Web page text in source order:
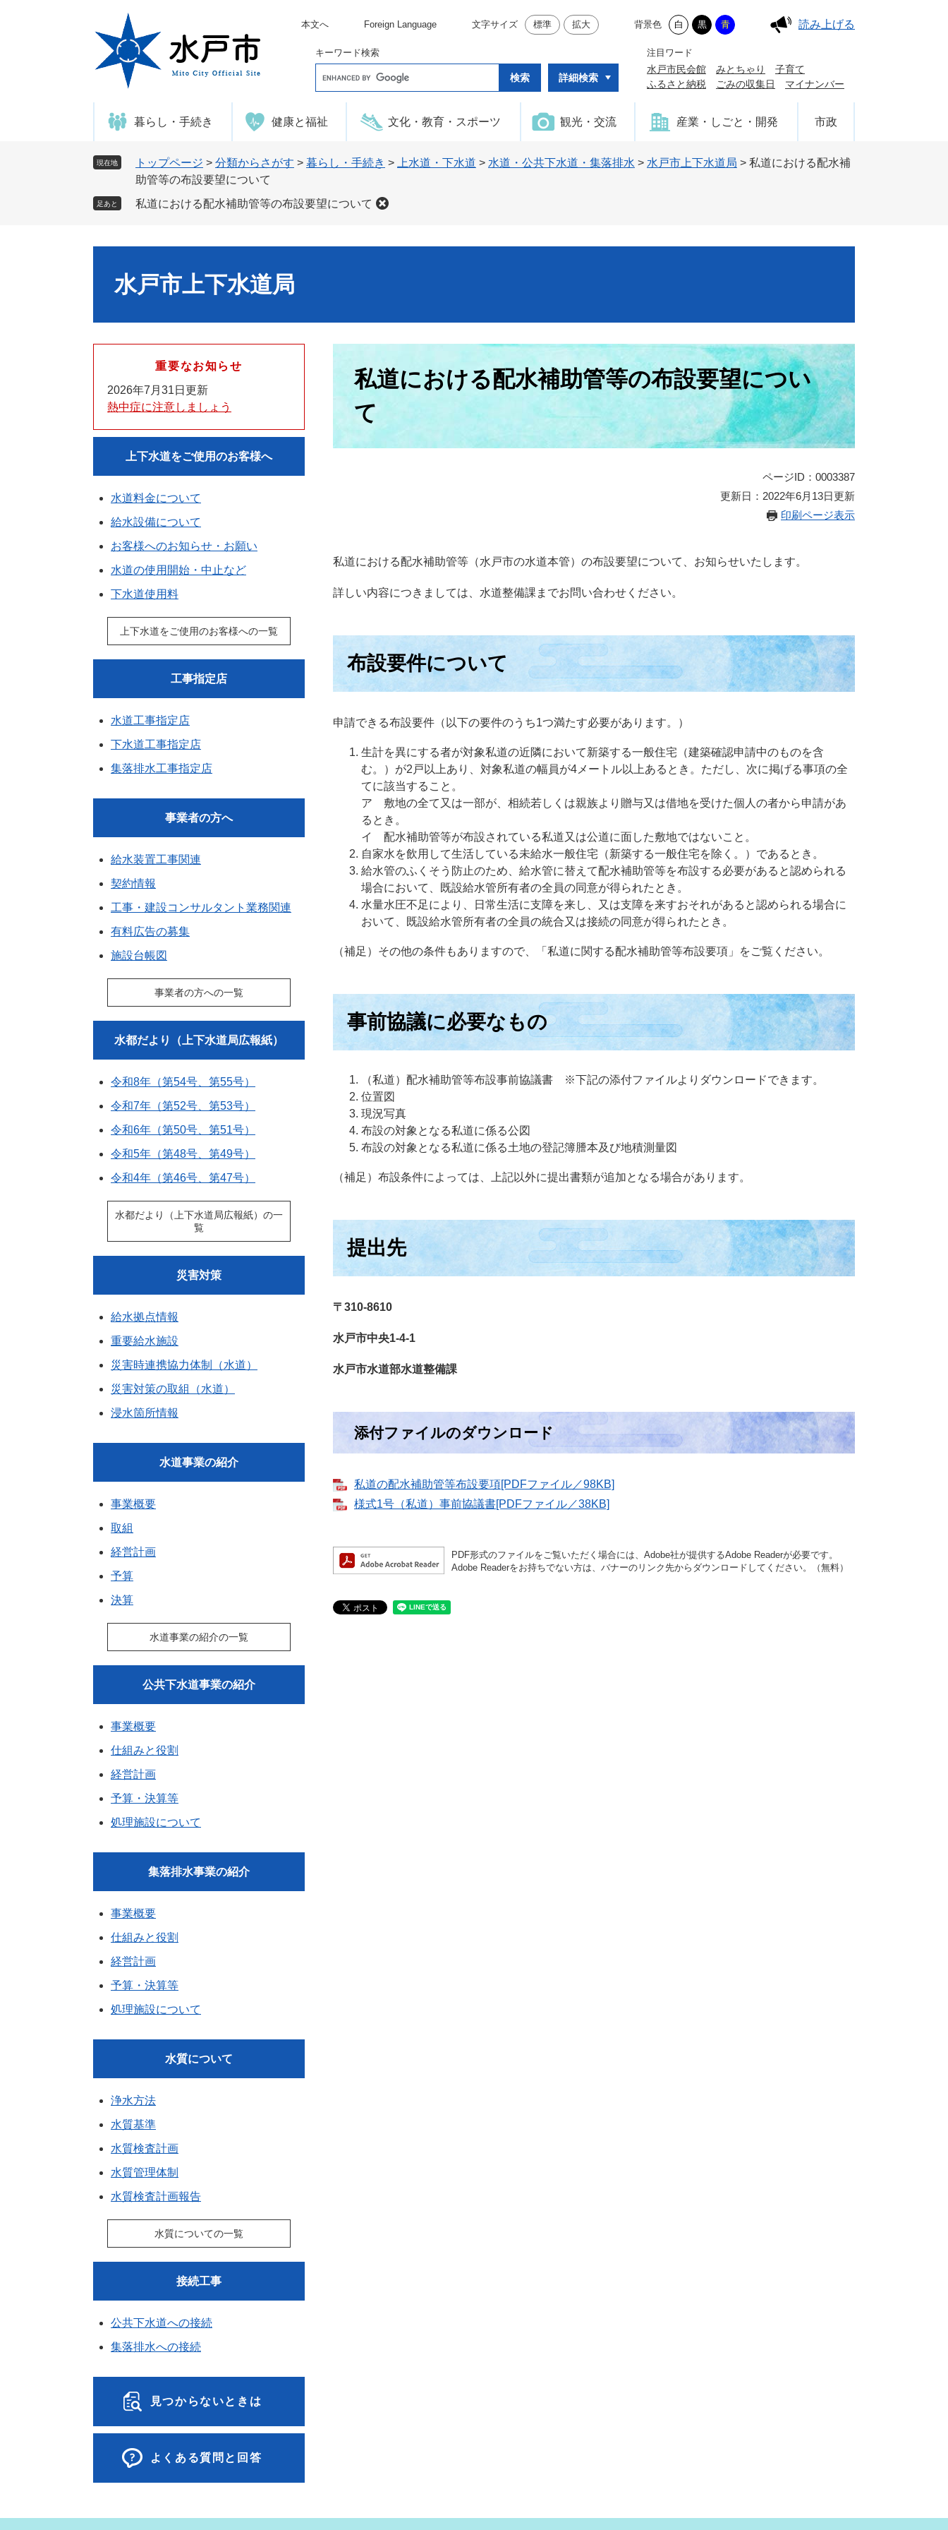
本文へ Foreign Language 文字サイズ 標準 拡大 背景色 白 黒 青 読み上げる
キーワード検索
o
e
タ
ム
詳細検索
注目ワード
水戸市民会館 みとちゃり
子育て
ふるさと納税
ごみの収集日 マイナンバー
暮らし・手続き 健康と福祉 文化・教育・スポーツ 観光・交流 産業・しごと・開発 市政
現在地 トップページ > 分類からさがす > 暮らし・手続き > 上水道・下水道 > 水道・公共下水道・集落排水 > 水戸市上下水道局 > 私道における配水補
助管等の布設要望について
足あと 私道における配水補助管等の布設要望について
水戸市上下水道局
私道における配水補助管等の布設要望につい
て
ページID：0003387
更新日：2022年6月13日更新
印刷ページ表示
私道における配水補助管等（水戸市の水道本管）の布設要望について、お知らせいたします。
詳しい内容につきましては、水道整備課までお問い合わせください。
布設要件について
申請できる布設要件（以下の要件のうち1つ満たす必要があります。）
生計を異にする者が対象私道の近隣において新築する一般住宅（建築確認申請中のものを含
む。）が2戸以上あり、対象私道の幅員が4メートル以上あるとき。ただし、次に掲げる事項の全
てに該当すること。
ア 敷地の全て又は一部が、相続若しくは親族より贈与又は借地を受けた個人の者から申請があ
るとき。
イ 配水補助管等が布設されている私道又は公道に面した敷地ではないこと。
自家水を飲用して生活している未給水一般住宅（新築する一般住宅を除く。）であるとき。
給水管のふくそう防止のため、給水管に替えて配水補助管等を布設する必要があると認められる
場合において、既設給水管所有者の全員の同意が得られたとき。
水量水圧不足により、日常生活に支障を来し、又は支障を来すおそれがあると認められる場合に
おいて、既設給水管所有者の全員の統合又は接続の同意が得られたとき。
（補足）その他の条件もありますので、「私道に関する配水補助管等布設要項」をご覧ください。
事前協議に必要なもの
（私道）配水補助管等布設事前協議書 ※下記の添付ファイルよりダウンロードできます。
位置図
現況写真
布設の対象となる私道に係る公図
布設の対象となる私道に係る土地の登記簿謄本及び地積測量図
（補足）布設条件によっては、上記以外に提出書類が追加となる場合があります。
提出先
〒310-8610
水戸市中央1-4-1
水戸市水道部水道整備課
添付ファイルのダウンロード
私道の配水補助管等布設要項[PDFファイル／98KB]
様式1号（私道）事前協議書[PDFファイル／38KB]
PDF形式のファイルをご覧いただく場合には、Adobe社が提供するAdobe Readerが必要です。
Adobe Readerをお持ちでない方は、バナーのリンク先からダウンロードしてください。（無料）
重要なお知らせ
2026年7月31日更新
熱中症に注意しましょう
上下水道をご使用のお客様へ
水道料金について
給水設備について
お客様へのお知らせ・お願い
水道の使用開始・中止など
下水道使用料
上下水道をご使用のお客様への一覧
工事指定店
水道工事指定店
下水道工事指定店
集落排水工事指定店
事業者の方へ
給水装置工事関連
契約情報
工事・建設コンサルタント業務関連
有料広告の募集
施設台帳図
事業者の方への一覧
水都だより（上下水道局広報紙）
令和8年（第54号、第55号）
令和7年（第52号、第53号）
令和6年（第50号、第51号）
令和5年（第48号、第49号）
令和4年（第46号、第47号）
水都だより（上下水道局広報紙）の一
覧
災害対策
給水拠点情報
重要給水施設
災害時連携協力体制（水道）
災害対策の取組（水道）
浸水箇所情報
水道事業の紹介
事業概要
取組
経営計画
予算
決算
水道事業の紹介の一覧
公共下水道事業の紹介
事業概要
仕組みと役割
経営計画
予算・決算等
処理施設について
集落排水事業の紹介
事業概要
仕組みと役割
経営計画
予算・決算等
処理施設について
水質について
浄水方法
水質基準
水質検査計画
水質管理体制
水質検査計画報告
水質についての一覧
接続工事
公共下水道への接続
集落排水への接続
見つからないときは
よくある質問と回答